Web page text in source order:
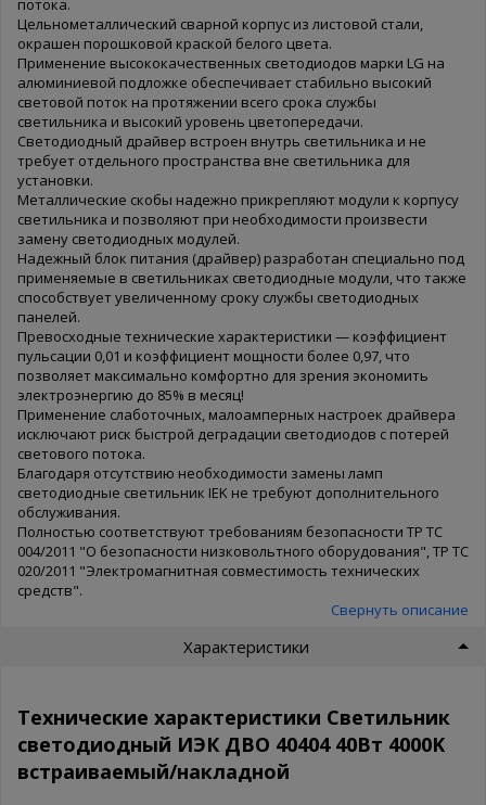
потока.
Цельнометаллический сварной корпус из листовой стали,
окрашен порошковой краской белого цвета.
Применение высококачественных светодиодов марки LG на
алюминиевой подложке обеспечивает стабильно высокий
световой поток на протяжении всего срока службы
светильника и высокий уровень цветопередачи.
Светодиодный драйвер встроен внутрь светильника и не
требует отдельного пространства вне светильника для
установки.
Металлические скобы надежно прикрепляют модули к корпусу
светильника и позволяют при необходимости произвести
замену светодиодных модулей.
Надежный блок питания (драйвер) разработан специально под
применяемые в светильниках светодиодные модули, что также
способствует увеличенному сроку службы светодиодных
панелей.
Превосходные технические характеристики — коэффициент
пульсации 0,01 и коэффициент мощности более 0,97, что
позволяет максимально комфортно для зрения экономить
электроэнергию до 85% в месяц!
Применение слаботочных, малоамперных настроек драйвера
исключают риск быстрой деградации светодиодов с потерей
светового потока.
Благодаря отсутствию необходимости замены ламп
светодиодные светильник IEK не требуют дополнительного
обслуживания.
Полностью соответствуют требованиям безопасности ТР ТС
004/2011 "О безопасности низковольтного оборудования", ТР ТС
020/2011 "Электромагнитная совместимость технических
средств".
Свернуть описание
Характеристики
Технические характеристики Светильник
светодиодный ИЭК ДВО 40404 40Вт 4000K
встраиваемый/накладной